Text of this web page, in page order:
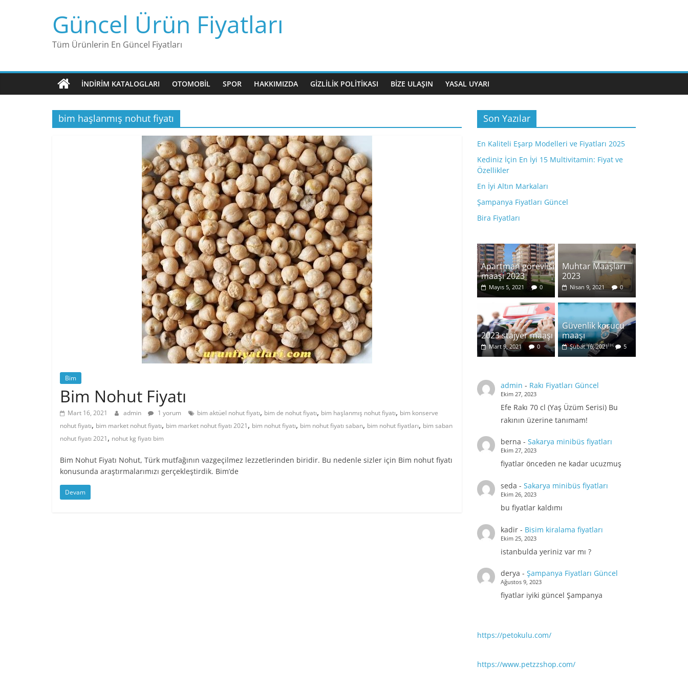
Güncel Ürün Fiyatları
Tüm Ürünlerin En Güncel Fiyatları
İNDIRIM KATALOGLARI OTOMOBIL SPOR HAKKIMIZDA GIZLILIK POLITIKASI BIZE ULAŞIN YASAL UYARI
bim haşlanmış nohut fiyatı
Bim
Bim Nohut Fiyatı
Mart 16, 2021 admin 1 yorum bim aktüel nohut fiyatı, bim de nohut fiyatı, bim haşlanmış nohut fiyatı, bim konserve
nohut fiyatı, bim market nohut fiyatı, bim market nohut fiyatı 2021, bim nohut fiyatı, bim nohut fiyatı saban, bim nohut fiyatları, bim saban
nohut fiyatı 2021, nohut kg fiyatı bim
Bim Nohut Fiyatı Nohut, Türk mutfağının vazgeçilmez lezzetlerinden biridir. Bu nedenle sizler için Bim nohut fiyatı
konusunda araştırmalarımızı gerçekleştirdik. Bim’de
Devam
Son Yazılar
En Kaliteli Eşarp Modelleri ve Fiyatları 2025
Kediniz İçin En İyi 15 Multivitamin: Fiyat ve
Özellikler
En İyi Altın Markaları
Şampanya Fiyatları Güncel
Bira Fiyatları
Apartman görevlisi
maaşı 2023
Mayıs 5, 2021 0
Muhtar Maaşları
2023
Nisan 9, 2021 0
2023 stajyer maaşı
Mart 9, 2021 0
Güvenlik korucu
maaşı
Şubat 16, 2021 5
admin - Rakı Fiyatları Güncel
Ekim 27, 2023
Efe Rakı 70 cl (Yaş Üzüm Serisi) Bu
rakının üzerine tanımam!
berna - Sakarya minibüs fiyatları
Ekim 27, 2023
fiyatlar önceden ne kadar ucuzmuş
seda - Sakarya minibüs fiyatları
Ekim 26, 2023
bu fiyatlar kaldımı
kadir- Bisim kiralama fiyatları
Ekim 25, 2023
istanbulda yeriniz var mı ?
derya - Şampanya Fiyatları Güncel
Ağustos 9, 2023
fiyatlar iyiki güncel Şampanya
https://petokulu.com/
https://www.petzzshop.com/